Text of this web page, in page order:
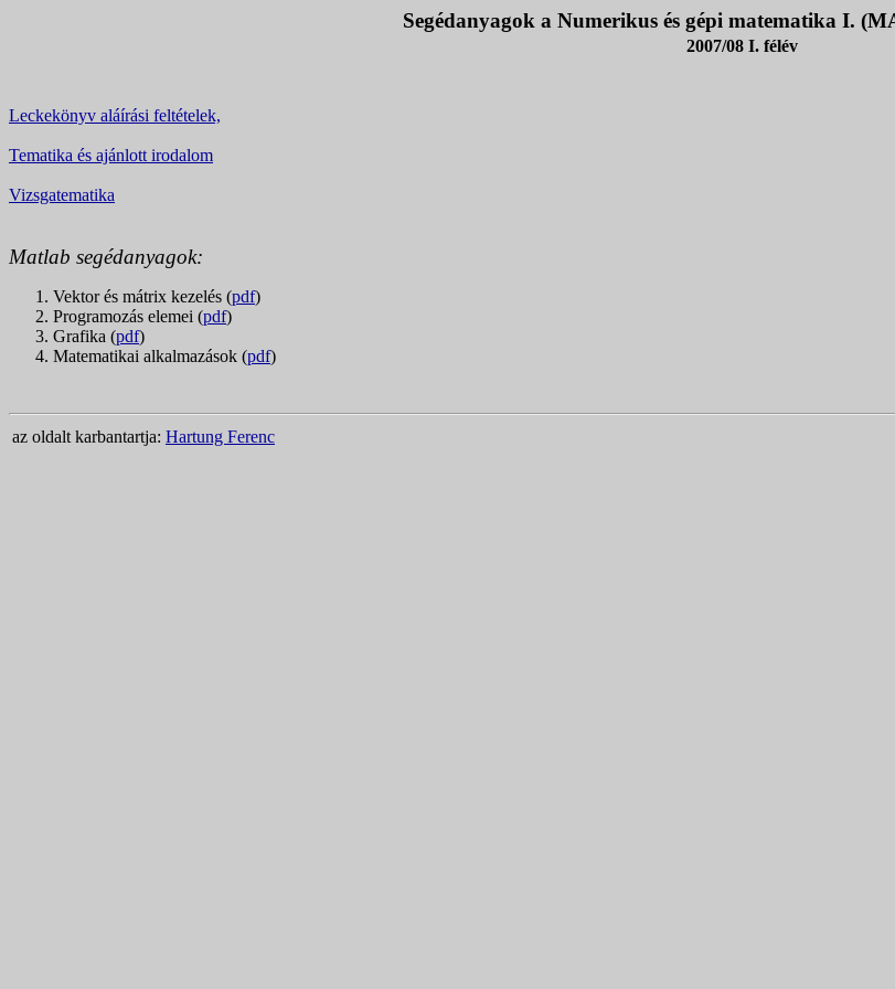
Segédanyagok a Numerikus és gépi matematika I.
2007/08 I. félév
Leckekönyv aláírási feltételek,
Tematika és ajánlott irodalom
Vizsgatematika
Matlab segédanyagok:
Vektor és mátrix kezelés (pdf)
Programozás elemei (pdf)
Grafika (pdf)
Matematikai alkalmazások (pdf)
az oldalt karbantartja: Hartung Ferenc